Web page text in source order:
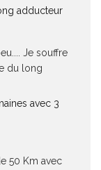
adducteur
Je souffre
du long
avec 3
50 Km avec